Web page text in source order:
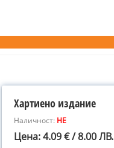
Хартиено издание
Наличност: НЕ
Цена: 4.09 € / 8.00 ЛВ.